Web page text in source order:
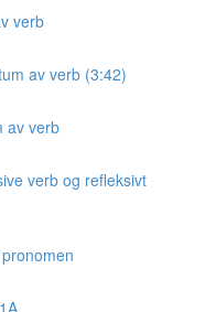
verb
av verb (3:42)
av verb
verb og refleksivt